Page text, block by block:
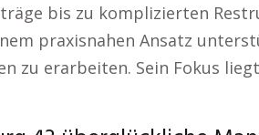
bis zu komplizierten
praxisnahen Ansatz
zu erarbeiten. Sein Fokus